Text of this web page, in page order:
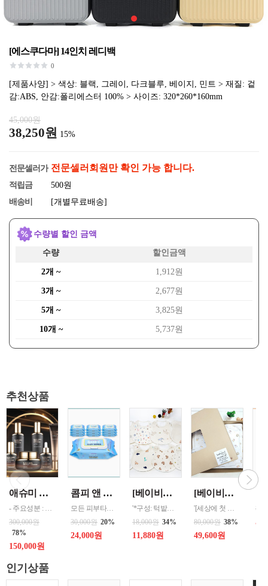
[에스쿠다마] 14인치 레디백
0
[제품사양] > 색상: 블랙, 그레이, 다크블루, 베이지, 민트 > 재질: 겉
감:ABS, 안감:폴리에스터 100% > 사이즈: 320*260*160mm
45,000원
38,250원 15%
전문셀러가 전문셀러회원만 확인 가능 합니다.
적립금
500원
배송비
[개별무료배송]
수량별 할인 금액
수량 할인금액
2개 ~ 1,912원
3개 ~ 2,677원
5개 ~ 3,825원
10개 ~ 5,737원
추천상품
애슈미 블랙 스네일 퍼펙트 하이드레이터 6종 세트(쇼핑백 포함) - 구성 : 스킨 120ml, 로션 120ml, 크림 55ml, 앰플 35ml, 화장품
300,000원
78%
150,000원
콤피 앤 클린 소프트 물티슈 캡형 100매 30개 한박스 단위판매
모든 피부타입에 안심하고 사용 산뜻한 수분감 부드럽게 닦아지고 촉촉함을 유지합니다 7단계 정수과정을 거친 깨끗하고 순수한 물을 사용
30,000원 20%
24,000원
[베이비헛] 오가닉 방수턱받이3종(랜덤)발송됩니다 /// (브라운베어,왕관,구름토끼,목마,미니곰,동물나라,래빗,미니공룡,해피,미니곰,북극곰등) 건조기금지
'*구성: 턱밭이 3p(패턴랜덤발송), 개별opp포장 *소재: 겉감- 오가닉 코튼 100% (유기농 순면), 안감-폴리우레탄 방수코팅(오염 방지 기능) *사이즈: 23 × 25cm - 오가닉 코튼 소재로 아기 피부에 자극이 적고 부드러움 - 세탁이 용이하여 위생적으로 사용 가능 - 구강기(생후3-4개월)를 시작으로 늘어나는 침분비량으로부터 옷과 피부를
18,000원 34%
11,880원
[베이비헛] 출산선물 8종세트 * 구성: 배냇저고리+속싸개+방수요+모자+손싸개+발싸개+턱받이+손수건, 고급포장박
80,000원 38%
49,600원
인기상품